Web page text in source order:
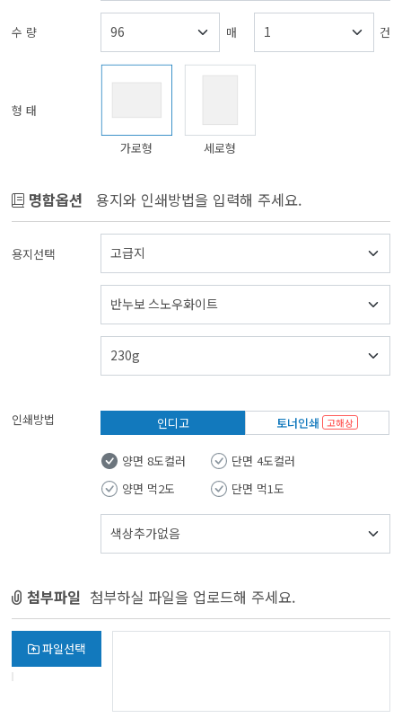
수 량 매 건
형 태
가로형 세로형
명함옵션 용지와 인쇄방법을 입력해 주세요.
용지선택
인쇄방법 인디고 토너인쇄 고해상
양면 8도컬러
단면 4도컬러
양면 먹2도
단면 먹1도
첨부파일 첨부하실 파일을 업로드해 주세요.
파일선택